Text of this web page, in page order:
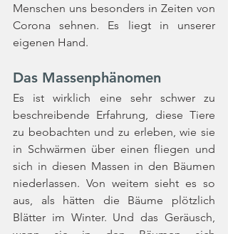
Menschen uns besonders in Zeiten von
Corona sehnen. Es liegt in unserer
eigenen Hand.
Das Massenphänomen
Es ist wirklich eine sehr schwer zu
beschreibende Erfahrung, diese Tiere
zu beobachten und zu erleben, wie sie
in Schwärmen über einen fliegen und
sich in diesen Massen in den Bäumen
niederlassen. Von weitem sieht es so
aus, als hätten die Bäume plötzlich
Blätter im Winter. Und das Geräusch,